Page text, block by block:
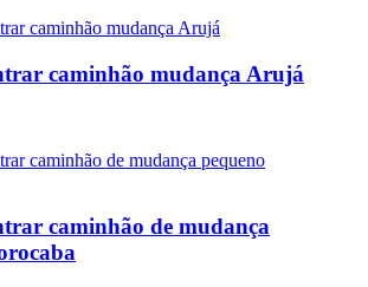
caminhão mudança Arujá
caminhão de mudança